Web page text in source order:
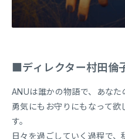
■ディレクター村田倫
ANUは誰かの物語で、あなた
勇気にもお守りにもなって
す。
日々を過ごしていく過程で